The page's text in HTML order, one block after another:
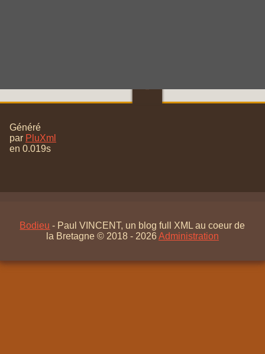
Généré
par PluXml
en 0.019s
Bodieu - Paul VINCENT, un blog full XML au coeur de
la Bretagne © 2018 - 2026 Administration